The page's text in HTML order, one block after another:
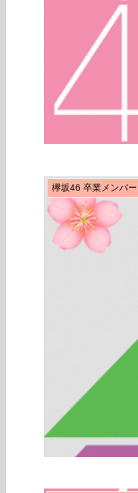
欅坂46 卒業メンバー